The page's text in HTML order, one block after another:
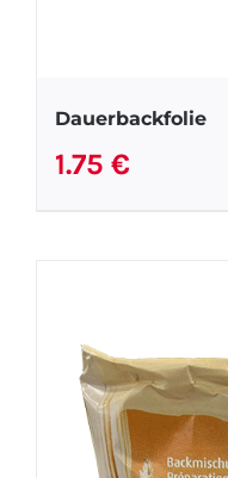
Dauerbackfolie
1.75 €